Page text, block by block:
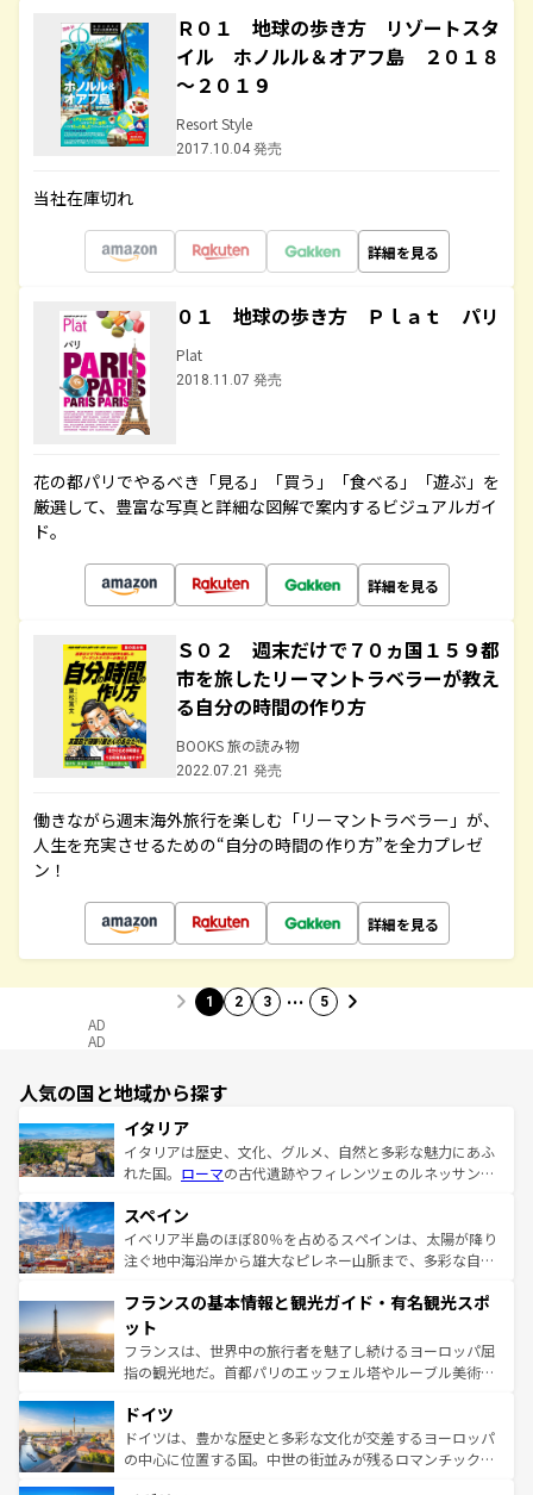
Ｒ０１ 地球の歩き方 リゾートスタ
イル ホノルル＆オアフ島 ２０１８
～２０１９
Resort Style
2017.10.04 発売
当社在庫切れ
詳細を見る
０１ 地球の歩き方 Ｐｌａｔ パリ
Plat
2018.11.07 発売
花の都パリでやるべき「見る」「買う」「食べる」「遊ぶ」を
厳選して、豊富な写真と詳細な図解で案内するビジュアルガイ
ド。
詳細を見る
Ｓ０２ 週末だけで７０ヵ国１５９都
市を旅したリーマントラベラーが教え
る自分の時間の作り方
BOOKS 旅の読み物
2022.07.21 発売
働きながら週末海外旅行を楽しむ「リーマントラベラー」が、
人生を充実させるための“自分の時間の作り方”を全力プレゼ
ン！
詳細を見る
1 2 3 … 5
AD
AD
人気の国と地域から探す
イタリア
イタリアは歴史、文化、グルメ、自然と多彩な魅力にあふ
れた国。 ローマの古代遺跡やフィレンツェのルネッサンス
ろん、トスカーナの美しい田園風景やアマルフィ海岸の絶
景など、自然景観も見逃せない。観光の合間には、本場の
ピザやパスタなど、絶品のイタリア料理を堪能することも
ませてくれるイタリアで、忘れられない旅をしてみよう！
なお、新着のイタリア情報は
しい。
スペイン
イベリア半島のほぼ80％を占めるスペインは、太陽が降り
注ぐ地中海沿岸から雄大なピレネー山脈まで、多彩な自然
文化が根付くこの国では、情熱的なフラメンコ、熱気あふ
れる闘牛、そして美味しいタパスが生活の一部となってい
る。首都マドリードの洗練された雰囲気や、バルセロナの
アートに溢れた街角から、地方では古代ローマ遺跡や中世
せる。地方によって風土や気候が異なるスペインはその個
性で訪れる人を魅了する。 なお、新着のスペイン情報は コ
ンテンツ一覧を参照してほしい。
フランスの基本情報と観光ガイド・有名観光スポ
ット
フランスは、世界中の旅行者を魅了し続けるヨーロッパ屈
指の観光地だ。首都パリのエッフェル塔やルーブル美術館
で、幅広い魅力が詰まっている。華麗な宮殿、歴史的な大
聖堂、美しいビーチ、そして豊かな自然が、訪れる者を心
から魅了する。また、フランスは美食の国としても知ら
ドイツ
ドイツは、豊かな歴史と多彩な文化が交差するヨーロッパ
の中心に位置する国。中世の街並みが残るロマンチック街